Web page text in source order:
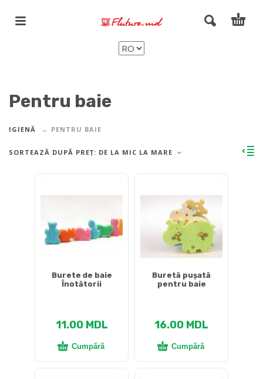
Pentru baie
IGIENĂ PENTRU BAIE
SORTEAZĂ DUPĂ PREȚ: DE LA MIC LA MARE
Burete de baie
Înotătorii
11.00 MDL
Cumpără
Buretă pușată
pentru baie
16.00 MDL
Cumpără